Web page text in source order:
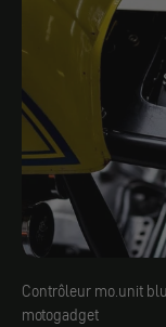
Contrôleur mo.unit
motogadget